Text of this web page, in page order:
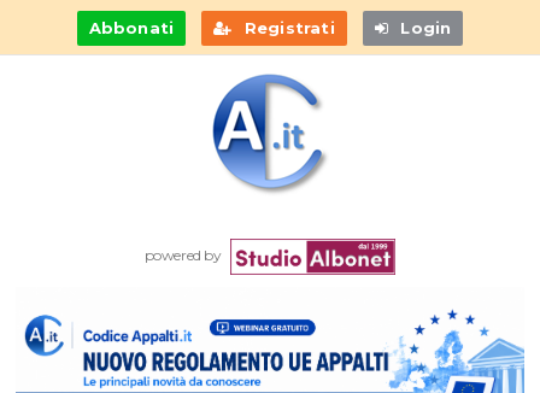
Abbonati Registrati Login
powered by